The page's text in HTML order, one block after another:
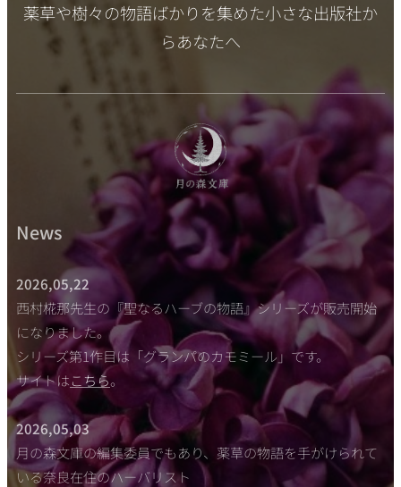
薬草や樹々の物語ばかりを集めた小さな出版社か
らあなたへ
News
2026,05,22
西村椛那先生の『聖なるハーブの物語』シリーズが販売開始
になりました。
シリーズ第1作目は「グランパのカモミール」です。
サイトはこちら。
2026,05,03
月の森文庫の編集委員でもあり、薬草の物語を手がけられて
いる奈良在住のハーバリスト